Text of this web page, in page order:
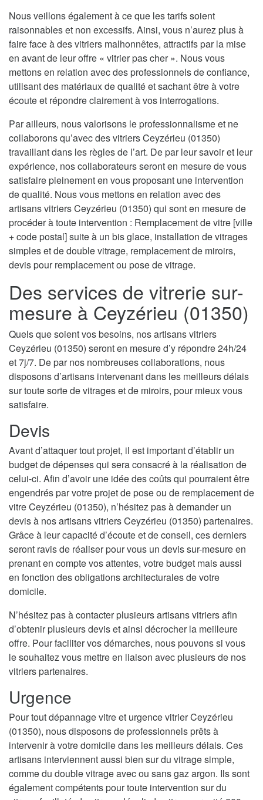
Nous veillons également à ce que les tarifs soient
raisonnables et non excessifs. Ainsi, vous n’aurez plus à
faire face à des vitriers malhonnêtes, attractifs par la mise
en avant de leur offre « vitrier pas cher ». Nous vous
mettons en relation avec des professionnels de confiance,
utilisant des matériaux de qualité et sachant être à votre
écoute et répondre clairement à vos interrogations.
Par ailleurs, nous valorisons le professionnalisme et ne
collaborons qu’avec des vitriers Ceyzérieu (01350)
travaillant dans les règles de l’art. De par leur savoir et leur
expérience, nos collaborateurs seront en mesure de vous
satisfaire pleinement en vous proposant une intervention
de qualité. Nous vous mettons en relation avec des
artisans vitriers Ceyzérieu (01350) qui sont en mesure de
procéder à toute intervention : Remplacement de vitre [ville
+ code postal] suite à un bis glace, installation de vitrages
simples et de double vitrage, remplacement de miroirs,
devis pour remplacement ou pose de vitrage.
Des services de vitrerie sur-
mesure à Ceyzérieu (01350)
Quels que soient vos besoins, nos artisans vitriers
Ceyzérieu (01350) seront en mesure d’y répondre 24h/24
et 7j/7. De par nos nombreuses collaborations, nous
disposons d’artisans intervenant dans les meilleurs délais
sur toute sorte de vitrages et de miroirs, pour mieux vous
satisfaire.
Devis
Avant d’attaquer tout projet, il est important d’établir un
budget de dépenses qui sera consacré à la réalisation de
celui-ci. Afin d’avoir une idée des coûts qui pourraient être
engendrés par votre projet de pose ou de remplacement de
vitre Ceyzérieu (01350), n’hésitez pas à demander un
devis à nos artisans vitriers Ceyzérieu (01350) partenaires.
Grâce à leur capacité d’écoute et de conseil, ces derniers
seront ravis de réaliser pour vous un devis sur-mesure en
prenant en compte vos attentes, votre budget mais aussi
en fonction des obligations architecturales de votre
domicile.
N’hésitez pas à contacter plusieurs artisans vitriers afin
d’obtenir plusieurs devis et ainsi décrocher la meilleure
offre. Pour faciliter vos démarches, nous pouvons si vous
le souhaitez vous mettre en liaison avec plusieurs de nos
vitriers partenaires.
Urgence
Pour tout dépannage vitre et urgence vitrier Ceyzérieu
(01350), nous disposons de professionnels prêts à
intervenir à votre domicile dans les meilleurs délais. Ces
artisans interviennent aussi bien sur du vitrage simple,
comme du double vitrage avec ou sans gaz argon. Ils sont
également compétents pour toute intervention sur du